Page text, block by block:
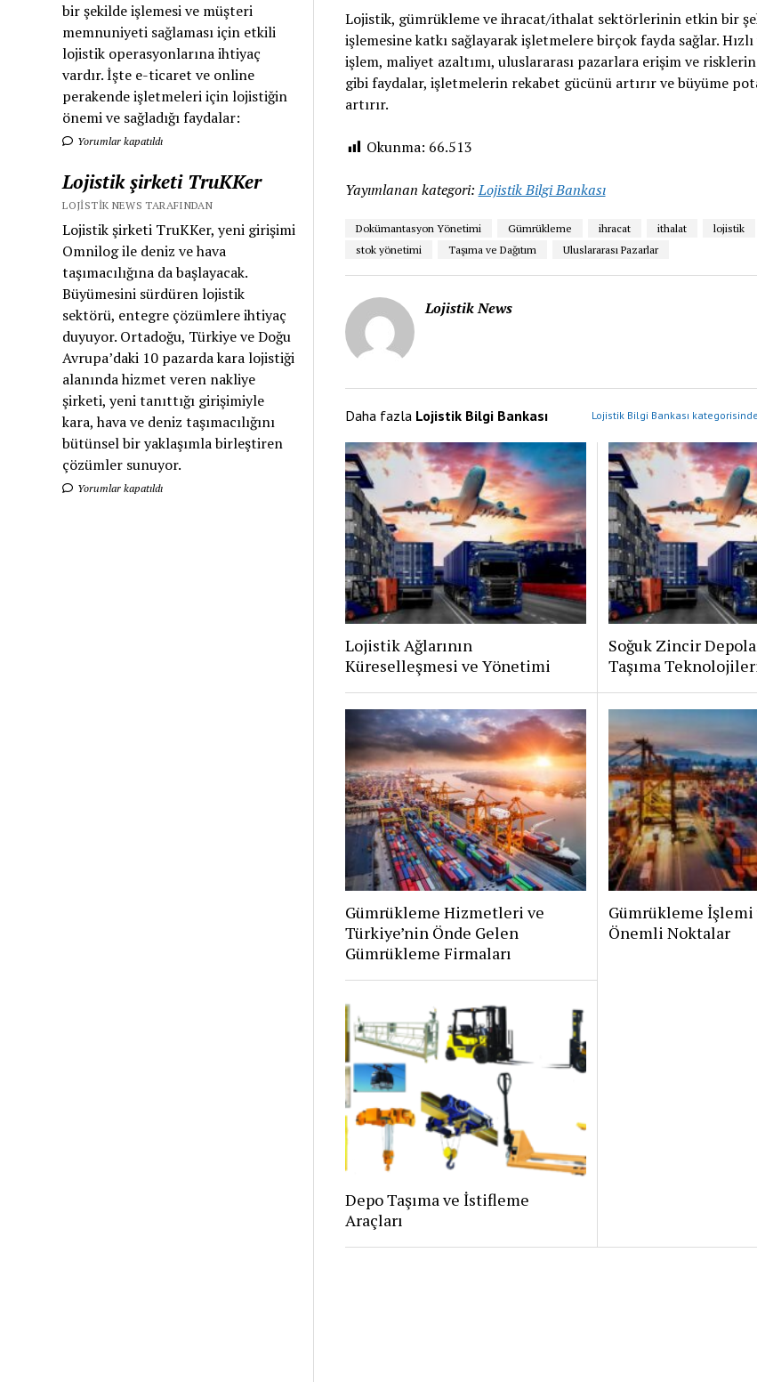
bir şekilde işlemesi ve müşteri
memnuniyeti sağlaması için etkili
lojistik operasyonlarına ihtiyaç
vardır. İşte e-ticaret ve online
perakende işletmeleri için lojistiğin
önemi ve sağladığı faydalar:
Yorumlar kapatıldı
Lojistik şirketi TruKKer
LOJISTIK NEWS TARAFINDAN
Lojistik şirketi TruKKer, yeni girişimi
Omnilog ile deniz ve hava
taşımacılığına da başlayacak.
Büyümesini sürdüren lojistik
sektörü, entegre çözümlere ihtiyaç
duyuyor. Ortadoğu, Türkiye ve Doğu
Avrupa’daki 10 pazarda kara lojistiği
alanında hizmet veren nakliye
şirketi, yeni tanıttığı girişimiyle
kara, hava ve deniz taşımacılığını
bütünsel bir yaklaşımla birleştiren
çözümler sunuyor.
Yorumlar kapatıldı
Lojistik, gümrükleme ve ihracat/ithalat sektörlerinin etkin bir
işlemesine katkı sağlayarak işletmelere birçok fayda sağlar.
işlem, maliyet azaltımı, uluslararası pazarlara erişim ve risklerin
gibi faydalar, işletmelerin rekabet gücünü artırır ve büyüme
artırır.
Okunma: 66.513
Yayımlanan kategori: Lojistik Bilgi Bankası
Dokümantasyon Yönetimi Gümrükleme ihracat ithalat
lojistik
stok yönetimi
Taşıma ve Dağıtım Uluslararası Pazarlar
Lojistik News
Daha fazla Lojistik Bilgi Bankası Lojistik Bilgi Bankası
Lojistik Ağlarının
Küreselleşmesi ve Yönetimi
Soğuk Zincir
Taşıma
Gümrükleme Hizmetleri ve
Türkiye’nin Önde Gelen
Gümrükleme Firmaları
Gümrükleme
Önemli Noktalar
Depo Taşıma ve İstifleme
Araçları